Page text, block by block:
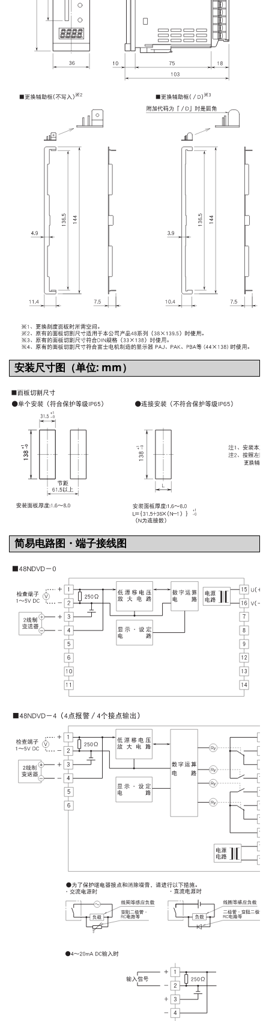
安装尺寸图（单位: mm）
简易电路图・端子接线图